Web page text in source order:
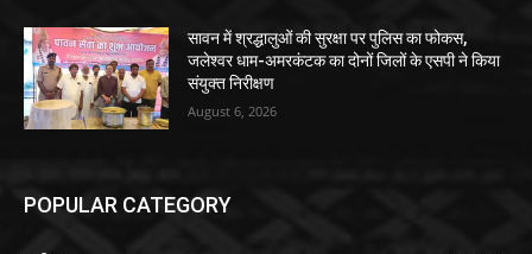
सावन में श्रद्धालुओं की सुरक्षा पर पुलिस का फोकस,
जलेश्वर धाम-अमरकंटक का दोनों जिलों के एसपी ने किया
संयुक्त निरीक्षण
August 6, 2026
POPULAR CATEGORY